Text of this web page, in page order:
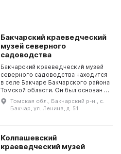
Бакчарский краеведческий
музей северного
садоводства
Бакчарский краеведческий музей
северного садоводства находится
в селе Бакчаре Бакчарского района
Томской области. Он был основан в
лето 1995 года на территории
бывшего сада. Создателем сада
был В. И. ...
Томская обл., Бакчарский р-н., с.
Бакчар, ул. Ленина, д. 51
Колпашевский
краеведческий музей